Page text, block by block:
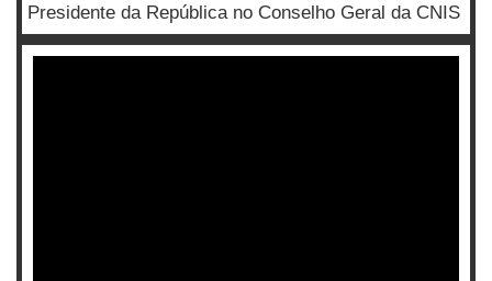
Presidente da República no Conselho Geral da CNIS